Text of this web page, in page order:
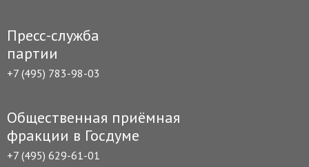
Пресс-служба
партии
+7 (495) 783-98-03
Общественная приёмная
фракции в Госдуме
+7 (495) 629-61-01